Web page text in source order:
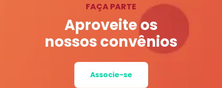
FAÇA PARTE
Aproveite os
nossos convênios
Associe-se